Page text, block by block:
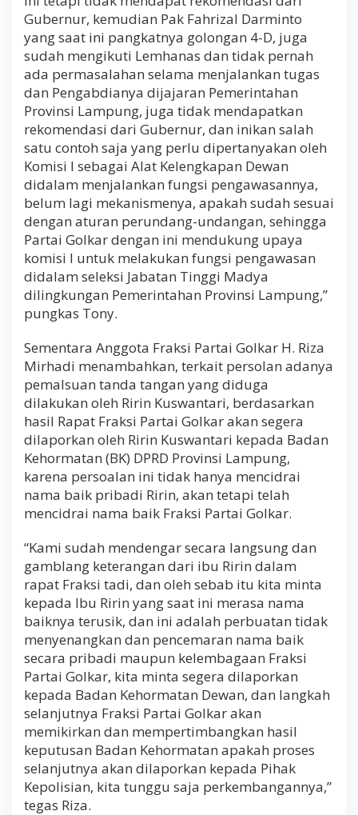
Gubernur, kemudian Pak Fahrizal Darminto
yang saat ini pangkatnya golongan 4-D, juga
sudah mengikuti Lemhanas dan tidak pernah
ada permasalahan selama menjalankan tugas
dan Pengabdianya dijajaran Pemerintahan
Provinsi Lampung, juga tidak mendapatkan
rekomendasi dari Gubernur, dan inikan salah
satu contoh saja yang perlu dipertanyakan oleh
Komisi I sebagai Alat Kelengkapan Dewan
didalam menjalankan fungsi pengawasannya,
belum lagi mekanismenya, apakah sudah sesuai
dengan aturan perundang-undangan, sehingga
Partai Golkar dengan ini mendukung upaya
komisi I untuk melakukan fungsi pengawasan
didalam seleksi Jabatan Tinggi Madya
dilingkungan Pemerintahan Provinsi Lampung,”
pungkas Tony.
Sementara Anggota Fraksi Partai Golkar H. Riza
Mirhadi menambahkan, terkait persolan adanya
pemalsuan tanda tangan yang diduga
dilakukan oleh Ririn Kuswantari, berdasarkan
hasil Rapat Fraksi Partai Golkar akan segera
dilaporkan oleh Ririn Kuswantari kepada Badan
Kehormatan (BK) DPRD Provinsi Lampung,
karena persoalan ini tidak hanya mencidrai
nama baik pribadi Ririn, akan tetapi telah
mencidrai nama baik Fraksi Partai Golkar.
“Kami sudah mendengar secara langsung dan
gamblang keterangan dari ibu Ririn dalam
rapat Fraksi tadi, dan oleh sebab itu kita minta
kepada Ibu Ririn yang saat ini merasa nama
baiknya terusik, dan ini adalah perbuatan tidak
menyenangkan dan pencemaran nama baik
secara pribadi maupun kelembagaan Fraksi
Partai Golkar, kita minta segera dilaporkan
kepada Badan Kehormatan Dewan, dan langkah
selanjutnya Fraksi Partai Golkar akan
memikirkan dan mempertimbangkan hasil
keputusan Badan Kehormatan apakah proses
selanjutnya akan dilaporkan kepada Pihak
Kepolisian, kita tunggu saja perkembangannya,”
tegas Riza.